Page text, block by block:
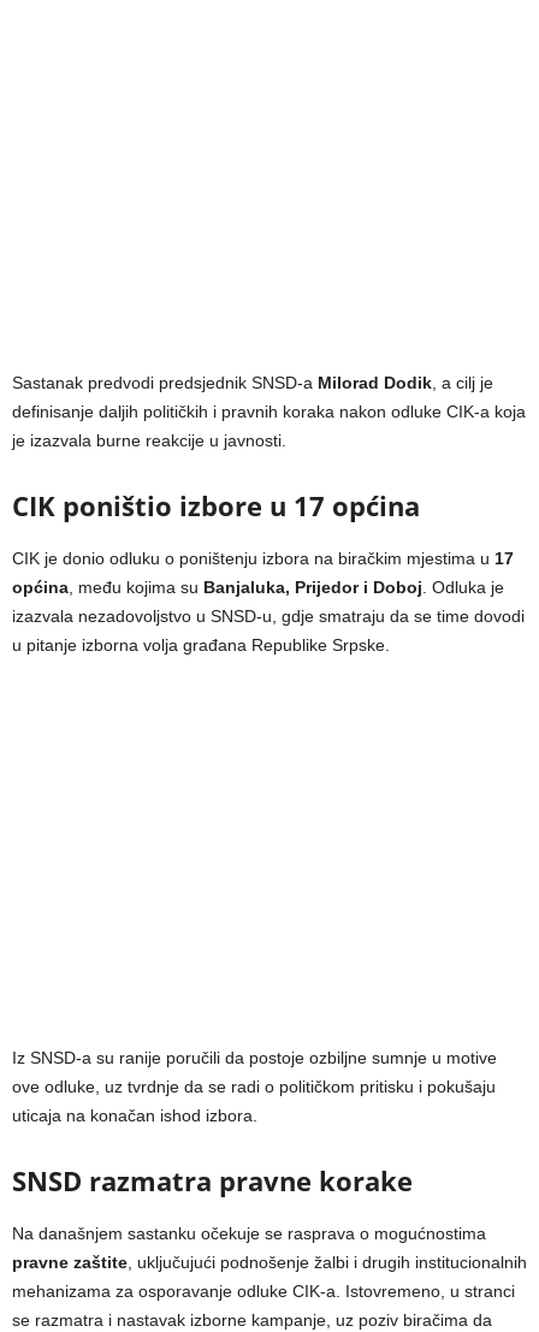
Sastanak predvodi predsjednik SNSD-a Milorad Dodik , a cilj je
definisanje daljih političkih i pravnih koraka nakon odluke CIK-a koja
je izazvala burne reakcije u javnosti.
CIK poništio izbore u 17 općina
CIK je donio odluku o poništenju izbora na biračkim mjestima u 17
općina , među kojima su Banjaluka, Prijedor i Doboj . Odluka je
izazvala nezadovoljstvo u SNSD-u, gdje smatraju da se time dovodi
u pitanje izborna volja građana Republike Srpske.
Iz SNSD-a su ranije poručili da postoje ozbiljne sumnje u motive
ove odluke, uz tvrdnje da se radi o političkom pritisku i pokušaju
uticaja na konačan ishod izbora.
SNSD razmatra pravne korake
Na današnjem sastanku očekuje se rasprava o mogućnostima
pravne zaštite , uključujući podnošenje žalbi i drugih institucionalnih
mehanizama za osporavanje odluke CIK-a. Istovremeno, u stranci
se razmatra i nastavak izborne kampanje, uz poziv biračima da